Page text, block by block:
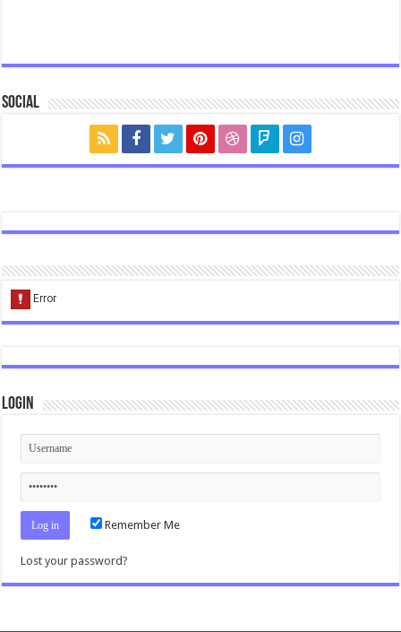
Social
Login
Remember Me
Lost your password?